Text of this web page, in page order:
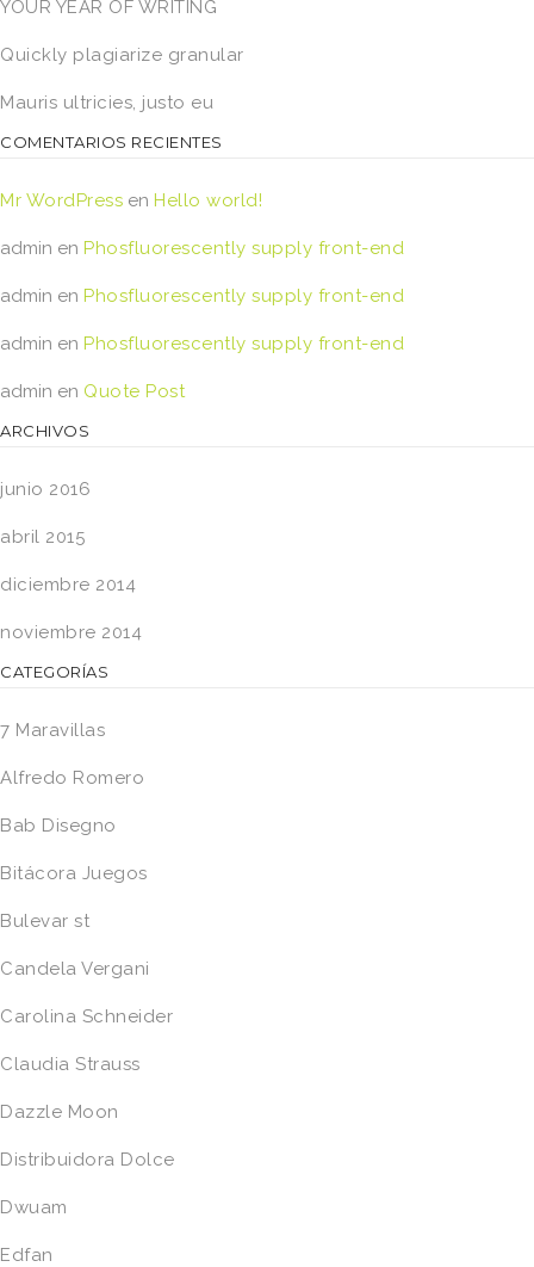
YOUR YEAR OF WRITING
Quickly plagiarize granular
Mauris ultricies, justo eu
COMENTARIOS RECIENTES
Mr WordPress en Hello world!
admin en Phosfluorescently supply front-end
admin en Phosfluorescently supply front-end
admin en Phosfluorescently supply front-end
admin en Quote Post
ARCHIVOS
junio 2016
abril 2015
diciembre 2014
noviembre 2014
CATEGORÍAS
7 Maravillas
Alfredo Romero
Bab Disegno
Bitácora Juegos
Bulevar st
Candela Vergani
Carolina Schneider
Claudia Strauss
Dazzle Moon
Distribuidora Dolce
Dwuam
Edfan